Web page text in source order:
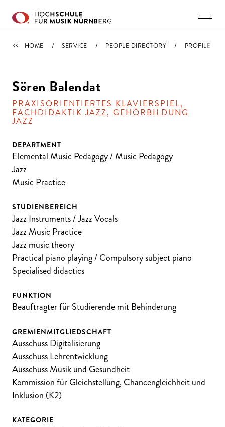
PEOPLE DIRECTORY
HOME SERVICE PEOPLE DIRECTORY PROFILE
Sören Balendat
PRAXISORIENTIERTES KLAVIERSPIEL,
FACHDIDAKTIK JAZZ, GEHÖRBILDUNG
JAZZ
DEPARTMENT
Elemental Music Pedagogy / Music Pedagogy
Jazz
Music Practice
STUDIENBEREICH
Jazz Instruments / Jazz Vocals
Jazz Music Practice
Jazz music theory
Practical piano playing / Compulsory subject piano
Specialised didactics
FUNKTION
Beauftragter für Studierende mit Behinderung
GREMIENMITGLIEDSCHAFT
Ausschuss Digitalisierung
Ausschuss Lehrentwicklung
Ausschuss Musik und Gesundheit
Kommission für Gleichstellung, Chancengleichheit und
Inklusion (K2)
KATEGORIE